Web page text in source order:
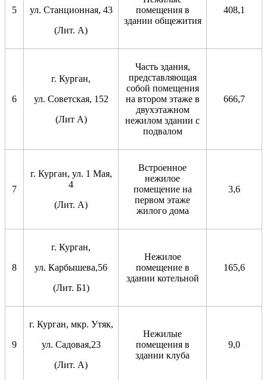
5
ул. Станционная, 43
(Лит. А)
помещения в
здании общежития
408,1
6
г. Курган,
ул. Советская, 152
(Лит А)
Часть здания,
представляющая
собой помещения
на втором этаже в
двухэтажном
нежилом здании с
подвалом
666,7
7
г. Курган, ул. 1 Мая,
4
(Лит. А)
Встроенное
нежилое
помещение на
первом этаже
жилого дома
3,6
8
г. Курган,
ул. Карбышева,56
(Лит. Б1)
Нежилое
помещение в
здании котельной
165,6
9
г. Курган, мкр. Утяк,
ул. Садовая,23
(Лит. А)
Нежилые
помещения в
здании клуба
9,0